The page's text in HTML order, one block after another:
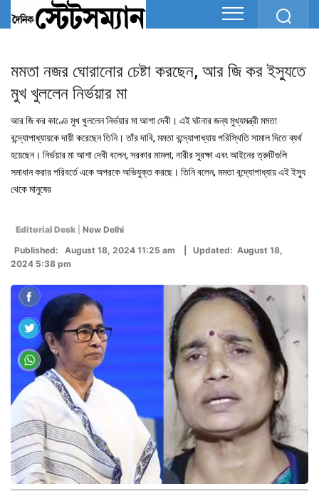
মমতা নজর ঘোরানোর চেষ্টা করছেন, আর জি কর ইস্যুতে
মুখ খুললেন নির্ভয়ার মা
আর জি কর কাণ্ডে মুখ খুললেন নির্ভয়ার মা আশা দেবী। এই ঘটনার জন্য মুখ্যমন্ত্রী মমতা
বন্দ্যোপাধ্যায়কে দায়ী করেছেন তিনি। তাঁর দাবি, মমতা বন্দ্যোপাধ্যায় পরিস্থিতি সামাল দিতে ব্যর্থ
হয়েছেন। নির্ভয়ার মা আশা দেবী বলেন, সরকার মামলা, নারীর সুরক্ষা এবং আইনের ত্রুটিগুলি
সমাধান করার পরিবর্তে একে অপরকে অভিযুক্ত করছে। তিনি বলেন, মমতা বন্দ্যোপাধ্যায় এই ইস্যু
থেকে মানুষের
Editorial Desk
New Delhi
Published: August 18, 2024 11:25 am | Updated: August 18,
2024 5:38 pm